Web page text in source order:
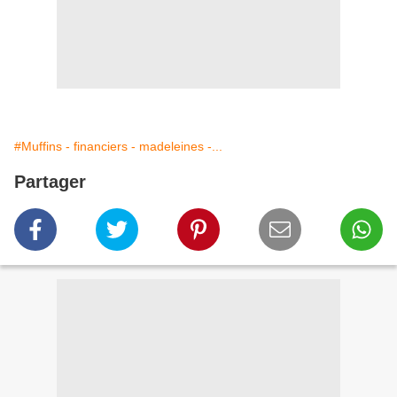
#Muffins - financiers - madeleines -...
Partager